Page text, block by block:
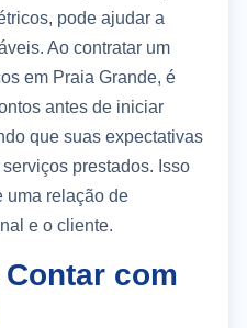
pode ajudar a
Ao contratar um
em Praia Grande, é
antes de iniciar
que suas expectativas
prestados. Isso
uma relação de
e o cliente.
com